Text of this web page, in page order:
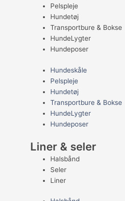
Pelspleje
Hundetøj
Transportbure & Bokse
HundeLygter
Hundeposer
Hundeskåle
Pelspleje
Hundetøj
Transportbure & Bokse
HundeLygter
Hundeposer
Liner & seler
Halsbånd
Seler
Liner